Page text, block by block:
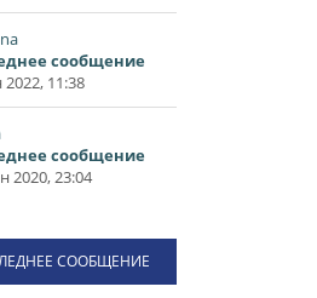
сообщение
2022, 11:38
сообщение
2020, 23:04
СООБЩЕНИЕ